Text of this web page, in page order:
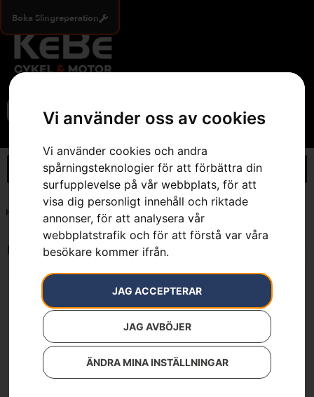
Vi använder oss av cookies
Vi använder cookies och andra
spårningsteknologier för att förbättra din
surfupplevelse på vår webbplats, för att
visa dig personligt innehåll och riktade
annonser, för att analysera vår
webbplatstrafik och för att förstå var våra
besökare kommer ifrån.
JAG ACCEPTERAR
JAG AVBÖJER
ÄNDRA MINA INSTÄLLNINGAR
Boka Slingreperation
Hem
Endast ett sökresultat